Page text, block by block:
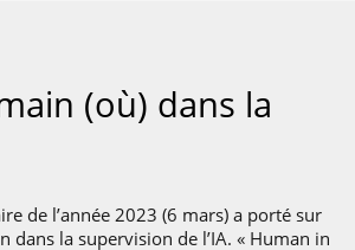
(où) dans la
de l’année 2023 (6 mars) a porté sur
dans la supervision de l’IA. « Human in